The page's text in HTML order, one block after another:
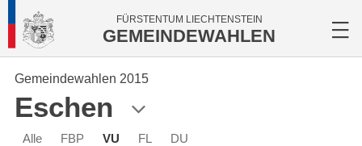
FÜRSTENTUM LIECHTENSTEIN
GEMEINDEWAHLEN
Gemeindewahlen 2015
Eschen
Alle FBP VU FL DU